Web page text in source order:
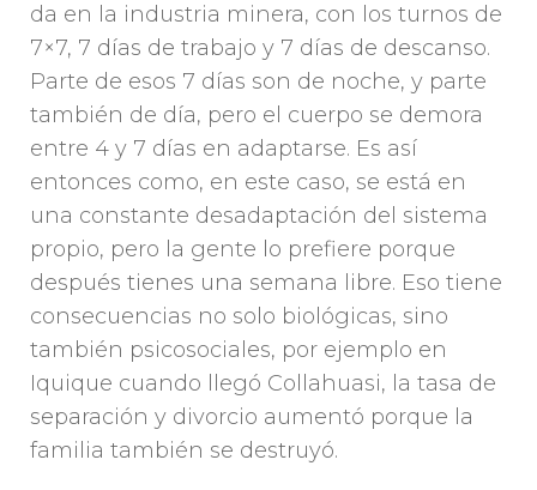
da en la industria minera, con los turnos de
7×7, 7 días de trabajo y 7 días de descanso.
Parte de esos 7 días son de noche, y parte
también de día, pero el cuerpo se demora
entre 4 y 7 días en adaptarse. Es así
entonces como, en este caso, se está en
una constante desadaptación del sistema
propio, pero la gente lo prefiere porque
después tienes una semana libre. Eso tiene
consecuencias no solo biológicas, sino
también psicosociales, por ejemplo en
Iquique cuando llegó Collahuasi, la tasa de
separación y divorcio aumentó porque la
familia también se destruyó.